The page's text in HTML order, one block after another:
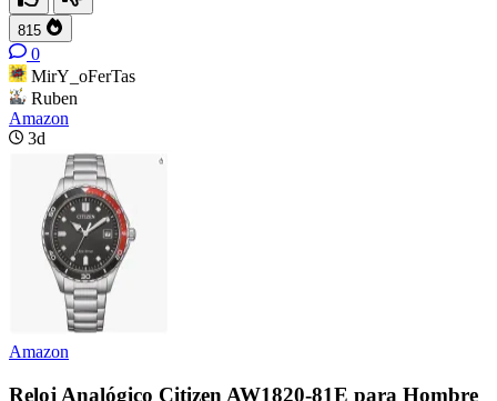
815
0
MirY_oFerTas
Ruben
Amazon
3d
Amazon
Reloj Analógico Citizen AW1820-81E para Hombre